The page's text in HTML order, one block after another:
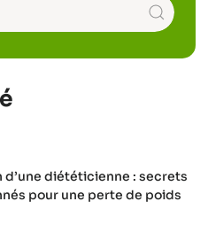
d’une diététicienne : secrets
pour une perte de poids